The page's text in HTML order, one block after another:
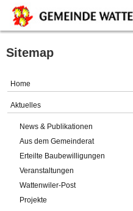
Home
Gemeinde
Verwaltung
Online-Service
Sitemap
Home
Aktuelles
News & Publikationen
Aus dem Gemeinderat
Erteilte Baubewilligungen
Veranstaltungen
Wattenwiler-Post
Projekte